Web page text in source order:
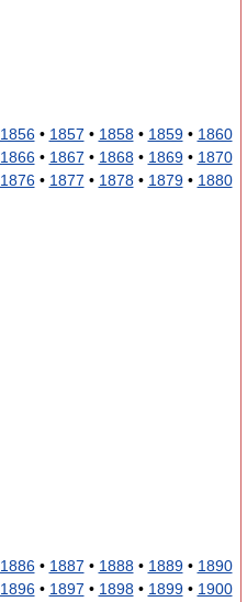
1856• 1857 • 1858• 1859• 1860
1866• 1867 • 1868• 1869• 1870
1876• 1877 • 1878• 1879• 1880
1886• 1887 • 1888• 1889• 1890
1896• 1897 • 1898• 1899• 1900